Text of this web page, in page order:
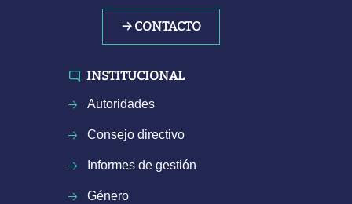
→ CONTACTO
INSTITUCIONAL
Autoridades
Consejo directivo
Informes de gestión
Género